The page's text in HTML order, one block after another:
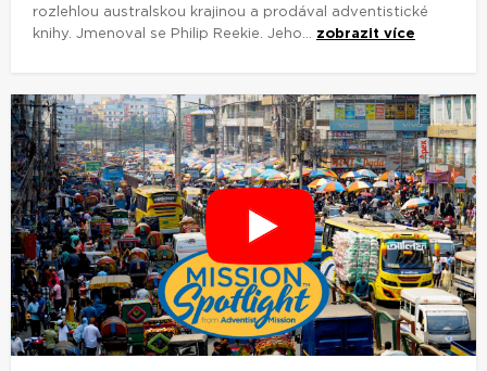
rozlehlou australskou krajinou a prodával adventistické
knihy. Jmenoval se Philip Reekie. Jeho... zobrazit více